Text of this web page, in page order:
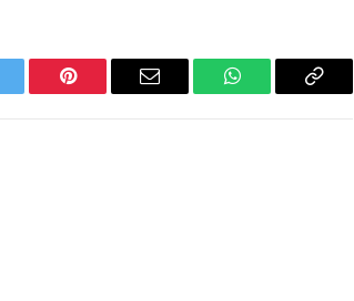
Pinterest Email WhatsAppCopy